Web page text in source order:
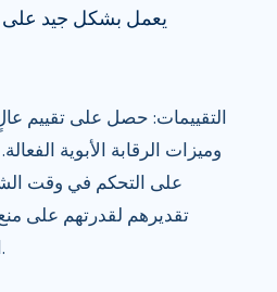
يعمل بشكل جيد
التقييمات: حصل على تقييم
وميزات الرقابة الأبوية
على التحكم في وقت
تقديرهم لقدرتهم على
المحتوى غير المناسب.